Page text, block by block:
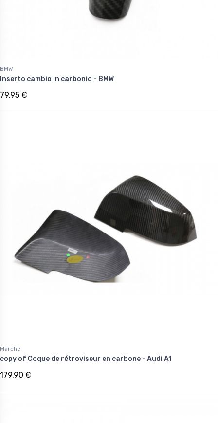
BMW
Inserto cambio in carbonio - BMW
79,95 €
Marche
copy of Coque de rétroviseur en carbone - Audi A1
179,90 €